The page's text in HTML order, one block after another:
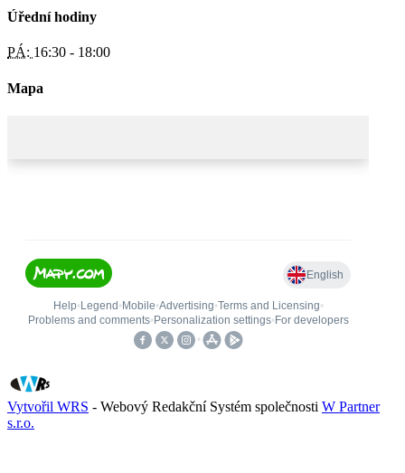
Úřední hodiny
PÁ: 16:30 - 18:00
Mapa
Vytvořil WRS - Webový Redakční Systém společnosti W Partner
s.r.o.